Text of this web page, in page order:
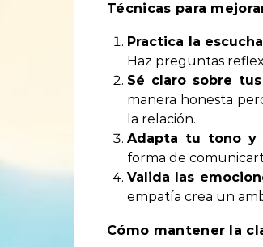
Técnicas para
Practica la
Haz preguntas
Sé claro sobre
manera honesta
la relación.
Adapta tu tono y
forma de
Valida las
empatía crea un
Cómo mantener la